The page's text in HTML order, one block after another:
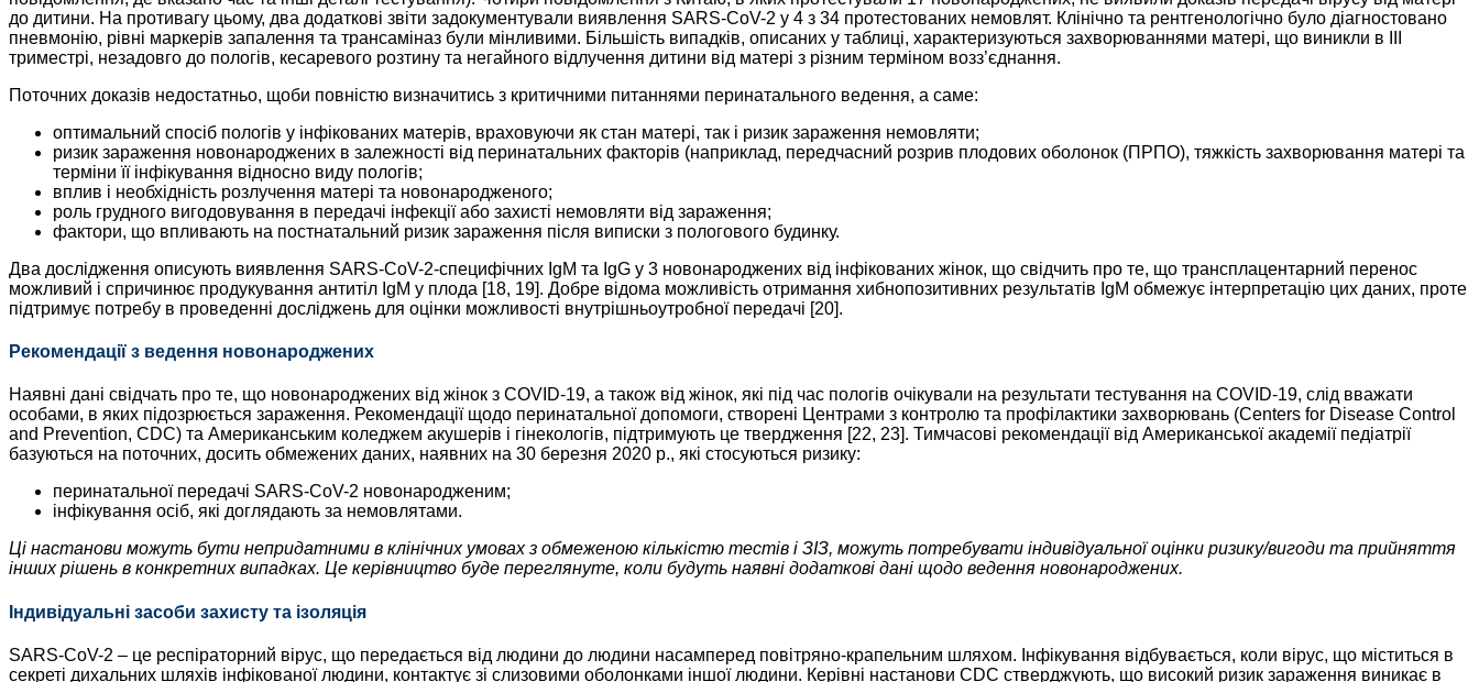
до дитини. На противагу цьому, два додаткові звіти задокументували виявлення SARS-CoV-2 у 4 з 34 протестованих немовлят. Клінічно та рентгенологічно було діагностовано
пневмонію, рівні маркерів запалення та трансаміназ були мінливими. Більшість випадків, описаних у таблиці, характеризуються захворюваннями матері, що виникли в ІІІ
триместрі, незадовго до пологів, кесаревого розтину та негайного відлучення дитини від матері з різним терміном возз’єднання.
Поточних доказів недостатньо, щоби повністю визначитись з критичними питаннями перинатального ведення, а саме:
оптимальний спосіб пологів у інфікованих матерів, враховуючи як стан матері, так і ризик зараження немовляти;
ризик зараження новонароджених в залежності від перинатальних факторів (наприклад, передчасний розрив плодових оболонок (ПРПО), тяжкість захворювання матері та
терміни її інфікування відносно виду пологів;
вплив і необхідність розлучення матері та новонародженого;
роль грудного вигодовування в передачі інфекції або захисті немовляти від зараження;
фактори, що впливають на постнатальний ризик зараження після виписки з пологового будинку.
Два дослідження описують виявлення SARS-CoV-2-специфічних IgM та IgG у 3 новонароджених від інфікованих жінок, що свідчить про те, що трансплацентарний перенос
можливий і спричинює продукування антитіл IgM у плода [18, 19]. Добре відома можливість отримання хибнопозитивних результатів IgM обмежує інтерпретацію цих даних, проте
підтримує потребу в проведенні досліджень для оцінки можливості внутрішньоутробної передачі [20].
Рекомендації з ведення новонароджених
Наявні дані свідчать про те, що новонароджених від жінок з COVID-19, а також від жінок, які під час пологів очікували на результати тестування на COVID-19, слід вважати
особами, в яких підозрюється зараження. Рекомендації щодо перинатальної допомоги, створені Центрами з контролю та профілактики захворювань (Centers for Disease Control
and Prevention, CDC) та Американським коледжем акушерів і гінекологів, підтримують це твердження [22, 23]. Тимчасові рекомендації від Американської академії педіатрії
базуються на поточних, досить обмежених даних, наявних на 30 березня 2020 р., які стосуються ризику:
перинатальної передачі SARS-CoV-2 новонародженим;
інфікування осіб, які доглядають за немовлятами.
Ці настанови можуть бути непридатними в клінічних умовах з обмеженою кількістю тестів і ЗІЗ, можуть потребувати індивідуальної оцінки ризику/вигоди та прийняття
інших рішень в конкретних випадках. Це керівництво буде переглянуте, коли будуть наявні додаткові дані щодо ведення новонароджених.
Індивідуальні засоби захисту та ізоляція
SARS-CoV-2 – це респіраторний вірус, що передається від людини до людини насамперед повітряно-крапельним шляхом. Інфікування відбувається, коли вірус, що міститься в
секреті дихальних шляхів інфікованої людини, контактує зі слизовими оболонками іншої людини. Керівні настанови CDC стверджують, що високий ризик зараження виникає в